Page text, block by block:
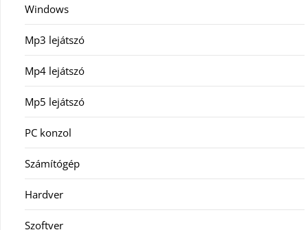
Windows
Mp3 lejátszó
Mp4 lejátszó
Mp5 lejátszó
PC konzol
Számítógép
Hardver
Szoftver